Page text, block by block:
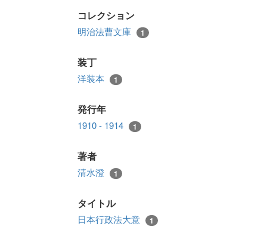
コレクション
明治法曹文庫 1
装丁
洋装本 1
発行年
1910 - 1914 1
著者
清水澄 1
タイトル
日本行政法大意 1